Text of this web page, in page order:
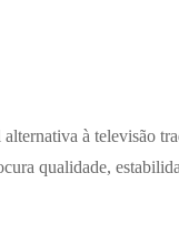
à televisão
qualidade,